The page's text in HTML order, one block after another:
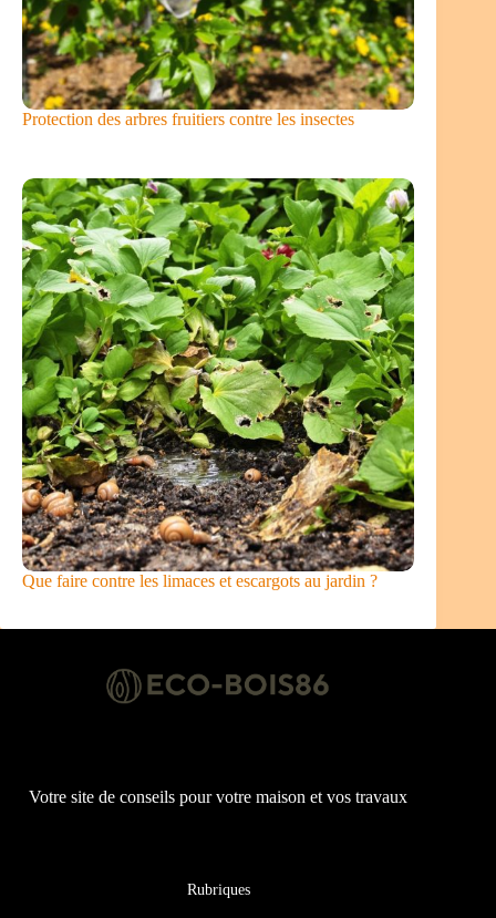
Protection des arbres fruitiers contre les insectes
Que faire contre les limaces et escargots au jardin ?
Votre site de conseils pour votre maison et vos travaux
Rubriques